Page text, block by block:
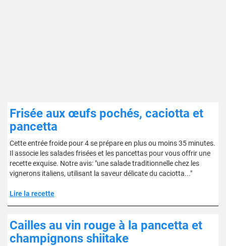
Frisée aux œufs pochés, caciotta et
pancetta
Cette entrée froide pour 4 se prépare en plus ou moins 35 minutes.
Il associe les salades frisées et les pancettas pour vous offrir une
recette exquise. Notre avis: "une salade traditionnelle chez les
vignerons italiens, utilisant la saveur délicate du caciotta..."
Lire la recette
Cailles au vin rouge à la pancetta et
champignons shiitake